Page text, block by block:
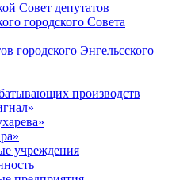
Совет депутатов
городского Совета
городского Энгельсского
производств
учреждения